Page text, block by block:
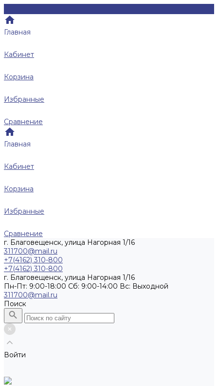
Главная
Кабинет
Корзина
Избранные
Сравнение
Главная
Кабинет
Корзина
Избранные
Сравнение
г. Благовещенск, улица Нагорная 1/16
311700@mail.ru
+7(4162) 310-800
+7(4162) 310-800
г. Благовещенск, улица Нагорная 1/16
Пн-Пт: 9:00-18:00 Cб: 9:00-14:00 Вс: Выходной
311700@mail.ru
Поиск
Войти